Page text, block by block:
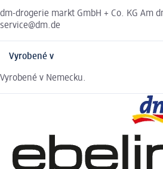
dm-drogerie markt GmbH + Co. KG Am
service@dm.de
Vyrobené v
Vyrobené v Nemecku.